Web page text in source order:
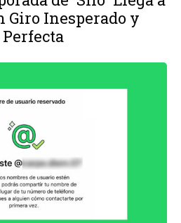
Giro Inesperado y